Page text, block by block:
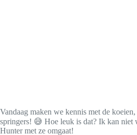
Vandaag maken we kennis met de
springers! 😅 Hoe leuk is dat? Ik kan niet
Hunter met ze omgaat!